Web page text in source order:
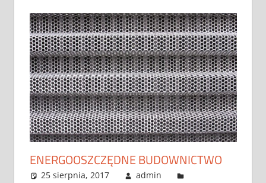
ENERGOOSZCZĘDNE BUDOWNICTWO
25 sierpnia, 2017
admin